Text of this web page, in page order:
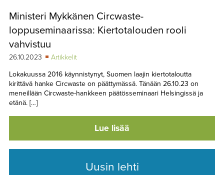
Ministeri Mykkänen Circwaste-
loppuseminaarissa: Kiertotalouden rooli
vahvistuu
26.10.2023
Artikkelit
Lokakuussa 2016 käynnistynyt, Suomen laajin kiertotaloutta
kirittävä hanke Circwaste on päättymässä. Tänään 26.10.23 on
meneillään Circwaste-hankkeen päätösseminaari Helsingissä ja
etänä. […]
Lue lisää
Uusin lehti